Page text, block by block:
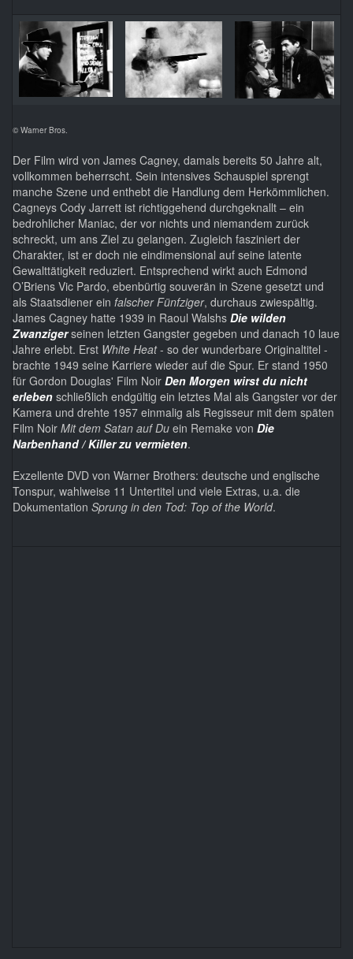
© Warner Bros.
Der Film wird von James Cagney, damals bereits 50 Jahre alt,
vollkommen beherrscht. Sein intensives Schauspiel sprengt
manche Szene und enthebt die Handlung dem Herkömmlichen.
Cagneys Cody Jarrett ist richtiggehend durchgeknallt – ein
bedrohlicher Maniac, der vor nichts und niemandem zurück
schreckt, um ans Ziel zu gelangen. Zugleich fasziniert der
Charakter, ist er doch nie eindimensional auf seine latente
Gewalttätigkeit reduziert. Entsprechend wirkt auch Edmond
O’Briens Vic Pardo, ebenbürtig souverän in Szene gesetzt und
als Staatsdiener ein falscher Fünfziger, durchaus zwiespältig.
James Cagney hatte 1939 in Raoul Walshs Die wilden
Zwanzigerseinen letzten Gangster gegeben und danach 10 laue
Jahre erlebt. Erst White Heat- so der wunderbare Originaltitel -
brachte 1949 seine Karriere wieder auf die Spur. Er stand 1950
für Gordon Douglas' Film Noir Den Morgen wirst du nicht
erleben schließlich endgültig ein letztes Mal als Gangster vor der
Kamera und drehte 1957 einmalig als Regisseur mit dem späten
Film Noir Mit dem Satan auf Du ein Remake von Die
Narbenhand / Killer zu vermieten.
Exzellente DVD von Warner Brothers: deutsche und englische
Tonspur, wahlweise 11 Untertitel und viele Extras, u.a. die
Dokumentation Sprung in den Tod: Top of the World.